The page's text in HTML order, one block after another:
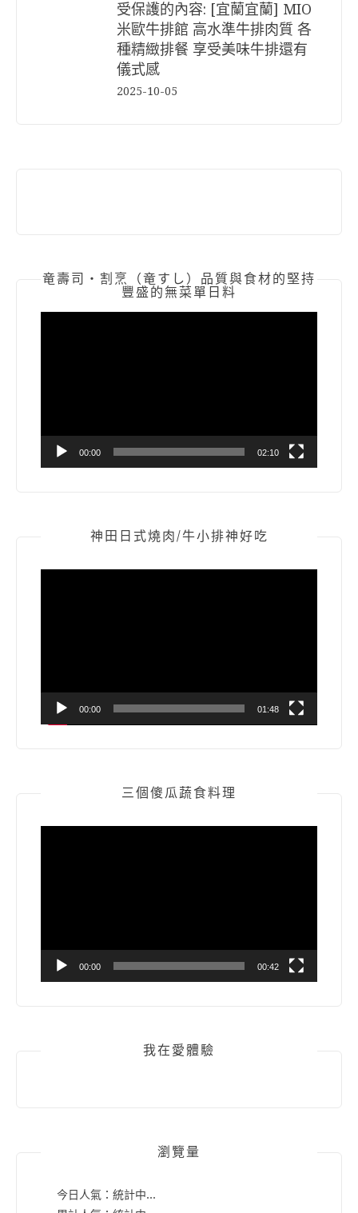
受保護的內容: [宜蘭宜蘭] MIO
米歐牛排館 高水準牛排肉質 各
種精緻排餐 享受美味牛排還有
儀式感
2025-10-05
竜壽司‧割烹（竜すし）品質與食材的堅持
豐盛的無菜單日料
00:00 02:10
神田日式燒肉/牛小排神好吃
00:00 01:48
三個傻瓜蔬食料理
00:00 00:42
我在愛體驗
瀏覽量
今日人氣： 統計中...